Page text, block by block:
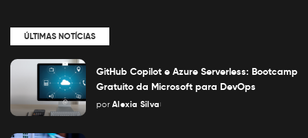
ÚLTIMAS NOTÍCIAS
GitHub Copilot e Azure Serverless: Bootcamp
Gratuito da Microsoft para DevOps
Posted
por Alexia Silva